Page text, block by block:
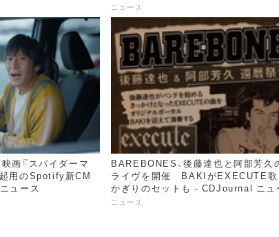
ニュース
画『スパイダーマ
起用のSpotify新CM
ュース
BAREBONES、後藤達也と阿部芳久
ライヴを開催 BAKIがEXECUTE歌
かぎりのセットも - CDJournal ニュ
ニュース